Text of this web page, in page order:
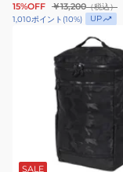
15%OFF ￥13,200（税込）
1,010ポイント (10%) UP
SALE